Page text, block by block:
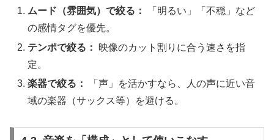
ムード（雰囲気）で絞る：
「明るい」「不穏」など
の感情タグを優先。
テンポで絞る：
映像のカット割りに合う速さを指
定。
楽器で絞る：
「声」を活かすなら、人の声に近い音
域の楽器（サックス等）を避ける。